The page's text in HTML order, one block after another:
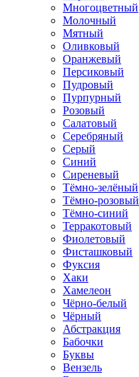
Многоцветный
Молочный
Мятный
Оливковый
Оранжевый
Персиковый
Пудровый
Пурпурный
Розовый
Салатовый
Серебряный
Серый
Синий
Сиреневый
Тёмно-зелёный
Тёмно-розовый
Тёмно-синий
Терракотовый
Фиолетовый
Фисташковый
Фуксия
Хаки
Хамелеон
Чёрно-белый
Чёрный
Абстракция
Бабочки
Буквы
Вензель